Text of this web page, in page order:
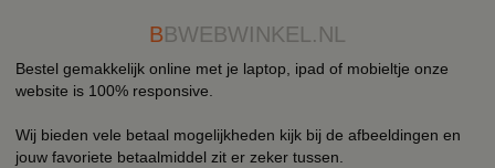
BBWEBWINKEL.NL
Bestel gemakkelijk online met je laptop, ipad of mobieltje onze
website is 100% responsive.
Wij bieden vele betaal mogelijkheden kijk bij de afbeeldingen en
jouw favoriete betaalmiddel zit er zeker tussen.